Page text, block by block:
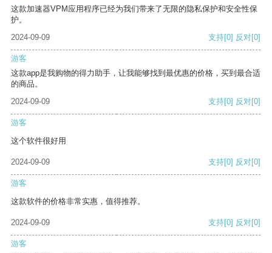
这款加速器VPM应用程序已经为我们带来了无限的隐私保护和安全性保
护。
2024-09-09
支持[0] 反对[0]
游客
这款app是我购物的得力助手，让我能够找到最优惠的价格，买到最合适
的商品。
2024-09-09
支持[0] 反对[0]
游客
这个软件很好用
2024-09-09 支持[0] 反对[0]
游客
这款软件的价格非常实惠，值得推荐。
2024-09-09 支持[0] 反对[0]
游客